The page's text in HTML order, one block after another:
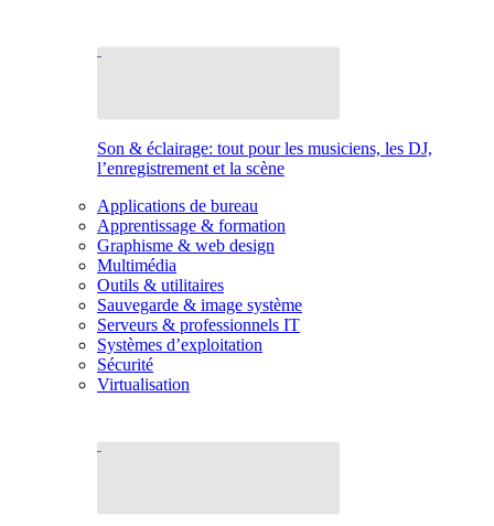
Son & éclairage: tout pour les musiciens, les DJ,
l’enregistrement et la scène
Applications de bureau
Apprentissage & formation
Graphisme & web design
Multimédia
Outils & utilitaires
Sauvegarde & image système
Serveurs & professionnels IT
Systèmes d’exploitation
Sécurité
Virtualisation